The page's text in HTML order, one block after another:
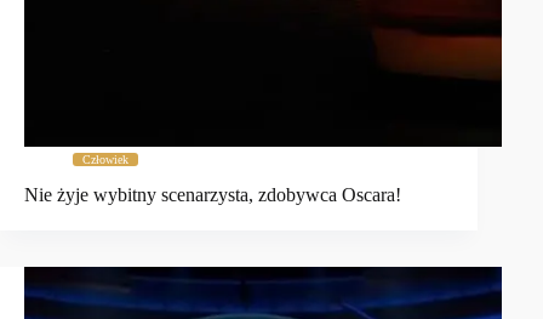
Człowiek
Nie żyje wybitny scenarzysta, zdobywca Oscara!